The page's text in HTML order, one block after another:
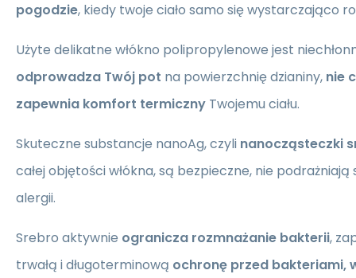
pogodzie, kiedy twoje ciało samo się wystarczająco
Użyte delikatne włókno polipropylenowe jest
odprowadza Twój pot na powierzchnię dzianiny, nie
zapewnia komfort termiczny Twojemu ciału.
Skuteczne substancje nanoAg, czyli nanocząsteczki
całej objętości włókna, są bezpieczne, nie
alergii.
Srebro aktywnie ogranicza rozmnażanie bakterii,
trwałą i długoterminową ochronę przed bakteriami,